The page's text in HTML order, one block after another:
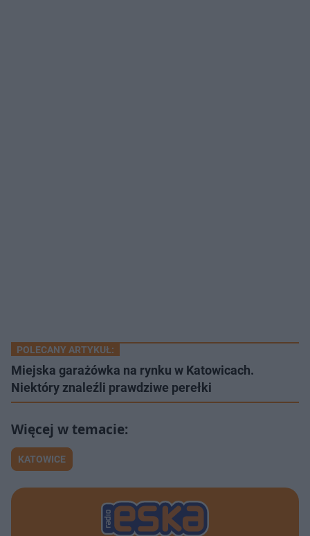
POLECANY ARTYKUŁ:
Miejska garażówka na rynku w Katowicach.
Niektóry znaleźli prawdziwe perełki
KATOWICE